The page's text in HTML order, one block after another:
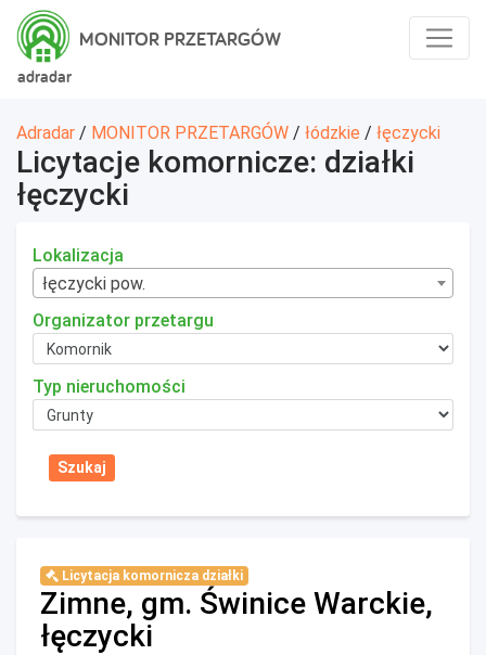
adradar
MONITOR PRZETARGÓW
Adradar / MONITOR PRZETARGÓW / łódzkie / łęczycki
Licytacje komornicze: działki
łęczycki
Lokalizacja
łęczycki pow.
Organizator przetargu
Typ nieruchomości
Licytacja komornicza działki
Zimne, gm. Świnice Warckie,
łęczycki